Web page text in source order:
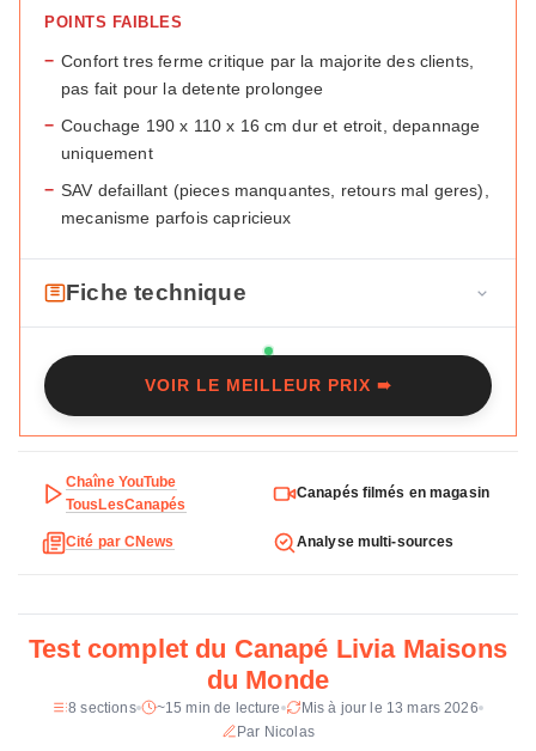
POINTS FAIBLES
− Confort tres ferme critique par la majorite des clients,
pas fait pour la detente prolongee
− Couchage 190 x 110 x 16 cm dur et etroit, depannage
uniquement
− SAV defaillant (pieces manquantes, retours mal geres),
mecanisme parfois capricieux
Fiche technique
c
e
e
h
u
Maisons du Monde
Modele Livia
Type Clic-clac 3 places
Places
Dimensions 210 x 88 x 84 cm
Poids 51 kg
Velours cotele (88 % polyester, 12 %
nylon)
Mousse PU vierge 60 kg/m3 +
VOIR LE MEILLEUR PRIX ➠
Chaîne YouTube
TousLesCanapés
Canapés filmés en magasin
Cité par CNews Analyse multi-sources
Test complet du Canapé Livia Maisons
du Monde
8 sections ~15 min de lecture
Mis à jour le 13 mars 2026
Par Nicolas